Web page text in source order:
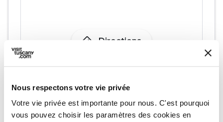
Nous respectons votre vie privée
Votre vie privée est importante pour nous. C'est pourquoi
vous pouvez choisir les paramètres des cookies en
directions Directions
Informations
home Où
Volterra